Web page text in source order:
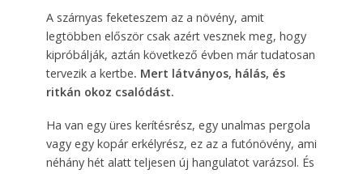
A szárnyas feketeszem az a növény, amit
legtöbben először csak azért vesznek meg, hogy
kipróbálják, aztán következő évben már tudatosan
tervezik a kertbe. Mert látványos, hálás, és
ritkán okoz csalódást.
Ha van egy üres kerítésrész, egy unalmas pergola
vagy egy kopár erkélyrész, ez az a futónövény, ami
néhány hét alatt teljesen új hangulatot varázsol. És